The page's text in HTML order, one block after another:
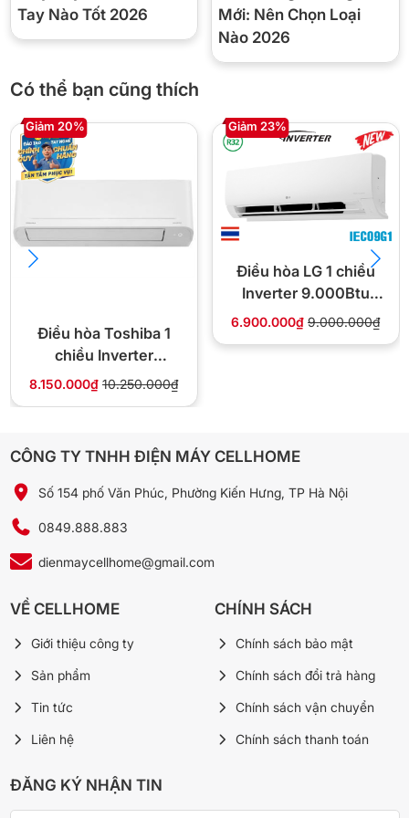
Chế độ ngủ
để đảm bảo nhiệt đọ phòng không quá lạnh hay quá nóng.
Ở phân khúc cao cấp máy điều hòa 1 chiều 9000btu thì
Mitsubishi Heavy cùng Panasonic N9AKH-8, Daikin FTF25XAV1V
Tay Nào Tốt 2026
Mới: Nên Chọn Loại
Nào 2026
Có thể bạn cũng thích
Giảm 20%
Điều hòa Toshiba 1
chiều Inverter
9.000Btu RAS-
8.150.000₫ 10.250.000₫
Giảm 23%
Điều hòa LG 1 chiều
Inverter 9.000Btu
IEC09G1
6.900.000₫ 9.000.000₫
CÔNG TY TNHH ĐIỆN MÁY CELLHOME
Số 154 phố Văn Phúc, Phường Kiến Hưng, TP Hà Nội
0849.888.883
dienmaycellhome@gmail.com
VỀ CELLHOME
Giới thiệu công ty
Sản phẩm
Tin tức
Liên hệ
CHÍNH SÁCH
Chính sách bảo mật
Chính sách đổi trả hàng
Chính sách vận chuyển
Chính sách thanh toán
ĐĂNG KÝ NHẬN TIN